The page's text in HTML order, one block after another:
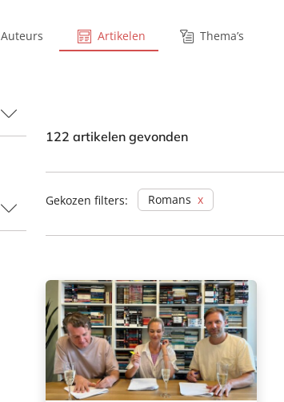
Auteurs Artikelen Thema’s
122 artikelen gevonden
Gekozen filters: Romans